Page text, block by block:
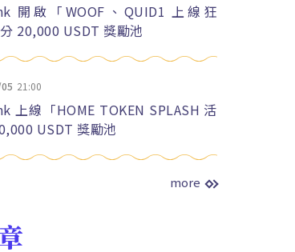
開啟「WOOF、QUID1 上線狂
20,000 USDT 獎勵池
21:00
上線「HOME TOKEN SPLASH 活
USDT 獎勵池
more